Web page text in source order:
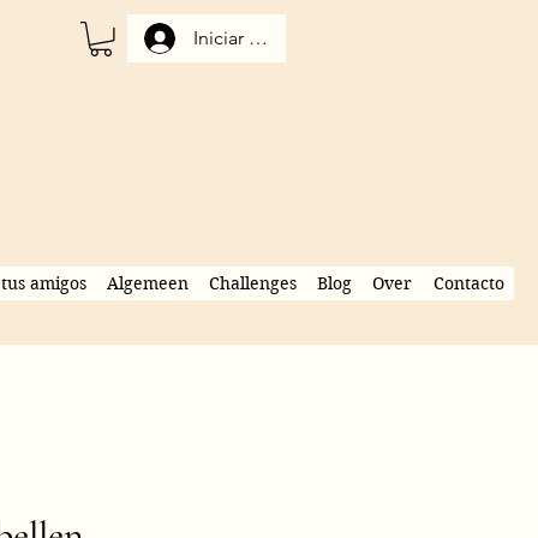
Iniciar sesión
amigos Algemeen Challenges Blog Over Contacto